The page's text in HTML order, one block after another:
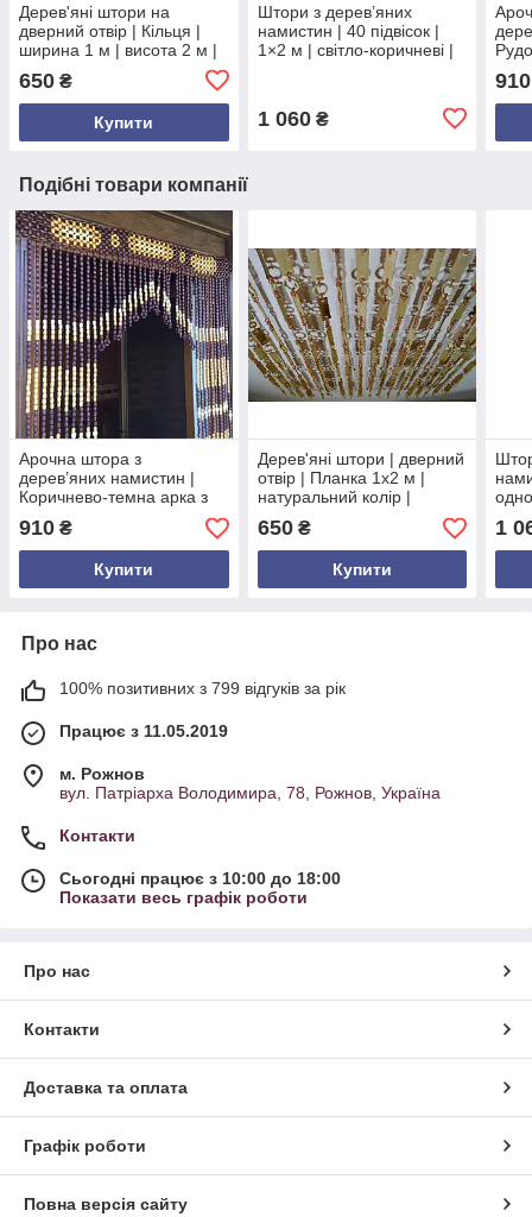
Дерев'яні штори на
дверний отвір | Кільця |
ширина 1 м | висота 2 м |
різнокольорові
650 ₴
Купити
Штори з дерев’яних
намистин | 40 підвісок |
1×2 м | світло-коричневі |
1 060₴
910
Подібні товари компанії
Арочна штора з
дерев’яних намистин |
Коричнево-темна арка з
бежевими та білими
намистинами | 100×200
см | декоративна фіранка
910 ₴
Купити
Дерев'яні штори | дверний
отвір | Планка 1х2 м |
натуральний колір |
декоративні міжкімнатні
фіранки
650₴
Купити
1м
1
Про нас
100% позитивних з 799 відгуків за рік
Працює з 11.05.2019
м. Рожнов
вул. Патріарха Володимира, 78, Рожнов, Україна
Контакти
Сьогодні працює з 10:00 до 18:00
Показати весь графік роботи
Про нас
Контакти
Доставка та оплата
Графік роботи
Повна версія сайту